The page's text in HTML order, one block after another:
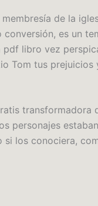
de la
es un
pdf libro vez
Tom tus
transformadora
personajes
los conociera,